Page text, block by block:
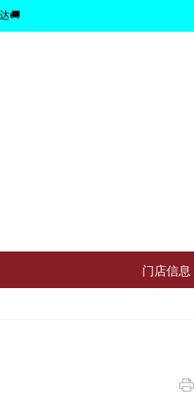
🚚
⻔店信息